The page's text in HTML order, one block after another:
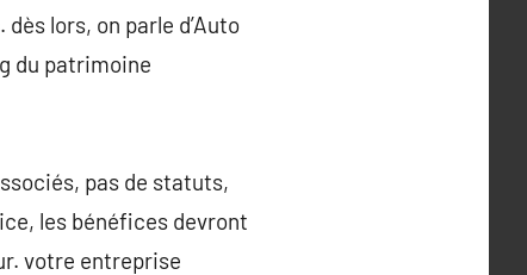
lors, on parle d’Auto
du patrimoine
pas de statuts,
les bénéfices devront
votre entreprise